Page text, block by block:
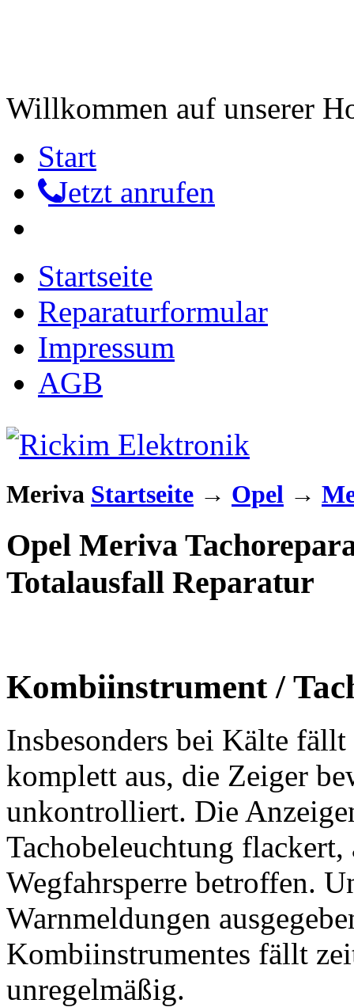
Willkommen auf unserer
Start
Jetzt anrufen
Startseite
Reparaturformular
Impressum
AGB
Meriva Startseite → Opel →
Opel Meriva
Totalausfall Reparatur
Kombiinstrument /
Insbesonders bei Kälte
komplett aus, die Zeiger
unkontrolliert. Die
Tachobeleuchtung
Wegfahrsperre betroffen.
Warnmeldungen
Kombiinstrumentes fällt
unregelmäßig.